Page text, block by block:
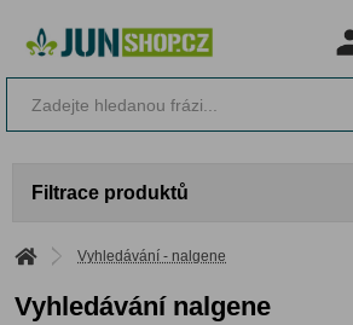
Filtrace produktů
Vyhledávání - nalgene
Vyhledávání nalgene